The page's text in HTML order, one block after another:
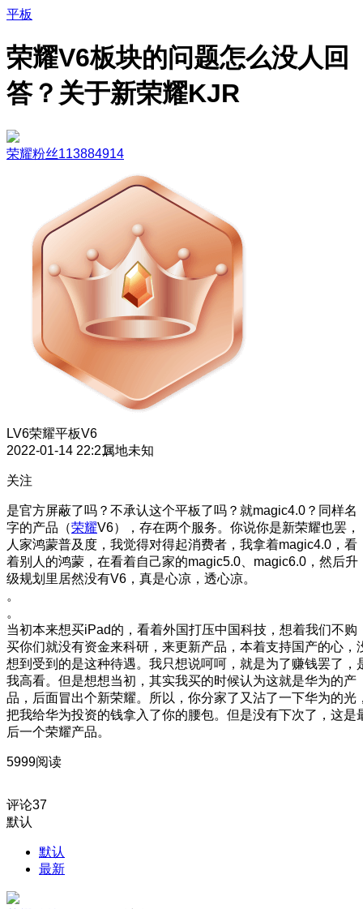
平板
荣耀V6板块的问题怎么没人回
答？关于新荣耀KJR
荣耀粉丝113884914
LV6荣耀平板V6
2022-01-14 22:21属地未知
关注
是官方屏蔽了吗？不承认这个平板了吗？就magic4.0？同样名
字的产品（荣耀V6），存在两个服务。你说你是新荣耀也罢，
人家鸿蒙普及度，我觉得对得起消费者，我拿着magic4.0，看
着别人的鸿蒙，在看着自己家的magic5.0、magic6.0，然后升
级规划里居然没有V6，真是心凉，透心凉。
。
。
当初本来想买iPad的，看着外国打压中国科技，想着我们不购
买你们就没有资金来科研，来更新产品，本着支持国产的心，
想到受到的是这种待遇。我只想说呵呵，就是为了赚钱罢了，
我高看。但是想想当初，其实我买的时候认为这就是华为的产
品，后面冒出个新荣耀。所以，你分家了又沾了一下华为的光
把我给华为投资的钱拿入了你的腰包。但是没有下次了，这是
后一个荣耀产品。
5999阅读
评论37
默认
默认
最新